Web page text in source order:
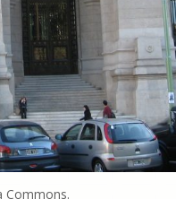
Commons.